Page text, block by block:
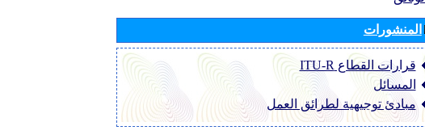
المنشورات
قرارات القطاع ‏ITU-R
المسائل
مبادئ توجيهية لطرائق العمل